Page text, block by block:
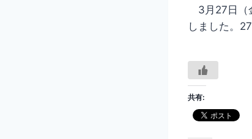
3月27日（
しました。
共有: